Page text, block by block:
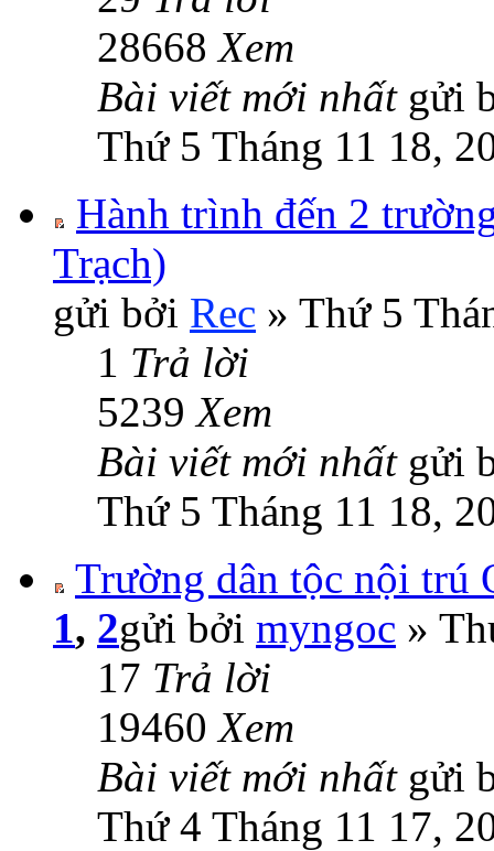
28668Xem
Bài viết mới nhất gửi
Thứ 5 Tháng 11 18,
Hành trình đến 2
Trạch)
gửi bởi Rec » Thứ 5
1 Trả lời
5239Xem
Bài viết mới nhất gửi
Thứ 5 Tháng 11 18,
Trường dân tộc nội trú
1, 2gửi bởi myngoc »
17 Trả lời
19460Xem
Bài viết mới nhất gửi
Thứ 4 Tháng 11 17,